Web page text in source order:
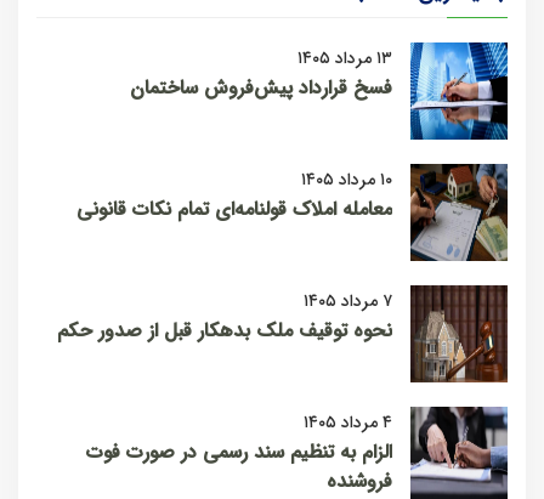
۱۳ مرداد ۱۴۰۵
فسخ قرارداد پیش‌فروش ساختمان
۱۰ مرداد ۱۴۰۵
معامله املاک قولنامه‌ای تمام نکات قانونی
۷ مرداد ۱۴۰۵
نحوه توقیف ملک بدهکار قبل از صدور حکم
۴ مرداد ۱۴۰۵
الزام به تنظیم سند رسمی در صورت فوت
فروشنده